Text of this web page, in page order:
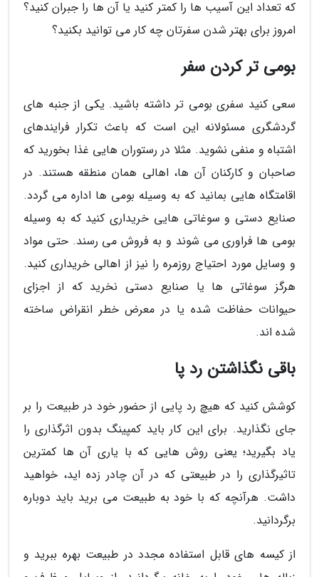
که تعداد این آسیب ها را کمتر کنید یا آن ها را جبران کنید؟
امروز برای بهتر شدن سفرتان چه کار می توانید بکنید؟
بومی تر کردن سفر
سعی کنید سفری بومی تر داشته باشید. یکی از جنبه های
گردشگری مسئولانه این است که باعث تکرار فرایندهای
اشتباه و منفی نشوید. مثلا در رستوران هایی غذا بخورید که
صاحبان و کارکنان آن ها، اهالی همان منطقه هستند. در
اقامتگاه هایی بمانید که به وسیله بومی ها اداره می گردد.
صنایع دستی و سوغاتی هایی خریداری کنید که به وسیله
بومی ها فراوری می شوند و به فروش می رسند. حتی مواد
و وسایل مورد احتیاج روزمره را نیز از اهالی خریداری کنید.
هرگز سوغاتی ها یا صنایع دستی نخرید که از اجزای
حیوانات حفاظت شده یا در معرض خطر انقراض ساخته
شده اند.
باقی نگذاشتن رد پا
کوشش کنید که هیچ رد پایی از حضور خود در طبیعت را بر
جای نگذارید. برای این کار باید کمپینگ بدون اثرگذاری را
یاد بگیرید؛ یعنی روش هایی که با یاری آن ها کمترین
تاثیرگذاری را در طبیعتی که در آن چادر زده اید، خواهید
داشت. هرآنچه که با خود به طبیعت می برید باید دوباره
برگردانید.
از کیسه های قابل استفاده مجدد در طبیعت بهره ببرید و